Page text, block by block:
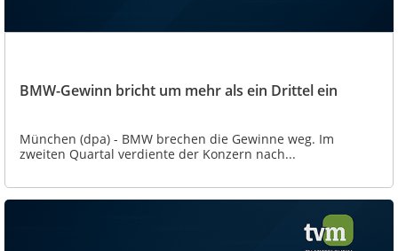
BMW-Gewinn bricht um mehr als ein Drittel ein
München (dpa) - BMW brechen die Gewinne weg. Im
zweiten Quartal verdiente der Konzern nach...